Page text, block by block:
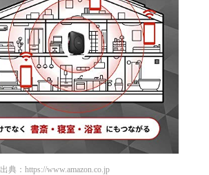
出典： https://www.amazon.co.jp